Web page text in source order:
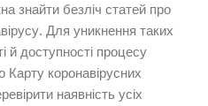
знайти безліч статей про
Для уникнення таких
й доступності процесу
Карту коронавірусних
наявність усіх